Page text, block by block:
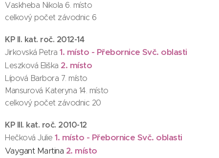
Vaskheba Nikola 6. místo
celkový počet závodnic 6
KP II. kat. roč. 2012-14
Jirkovská Petra1. místo - Přebornice Svč. oblasti
Leszková Eliška 2. místo
Lípová Barbora 7. místo
Mansurová Kateryna 14. místo
celkový počet závodnic 20
KP III. kat. roč. 2010-12
Hečková Julie1. místo - Přebornice Svč. oblasti
Vaygant Martina 2. místo